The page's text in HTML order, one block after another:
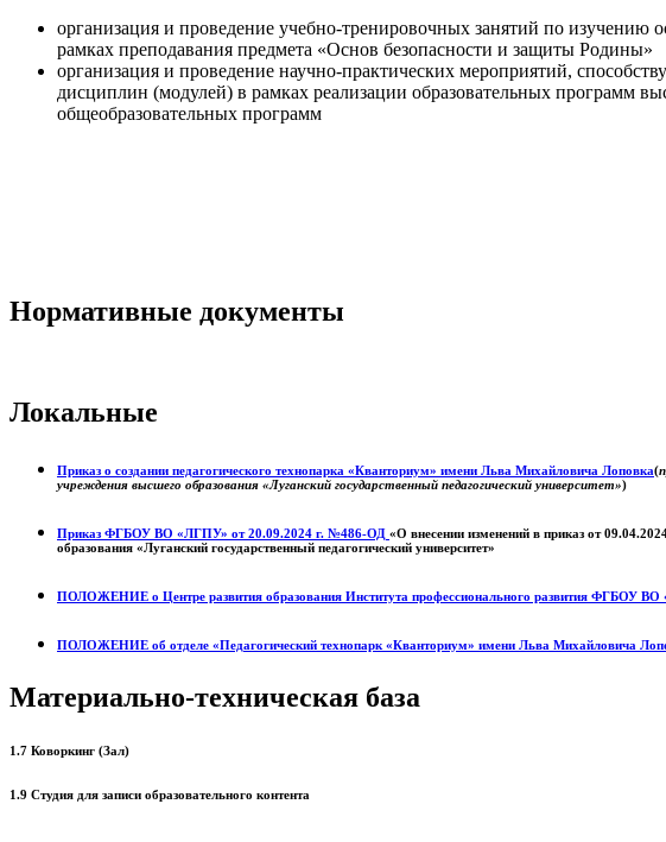
организация и проведение учебно-тренировочных занятий по изучению
рамках преподавания предмета «Основ безопасности и защиты Родины»
организация и проведение научно-практических мероприятий,
дисциплин (модулей) в рамках реализации образовательных программ
общеобразовательных программ
Нормативные документы
Локальные
Приказ о создании педагогического технопарка «Кванториум» имени Льва Михайловича Лоповка(
учреждения высшего образования «Луганский государственный педагогический университет»)
Приказ ФГБОУ ВО «ЛГПУ» от 20.09.2024 г. №486-ОД «О внесении изменений в приказ от
образования «Луганский государственный педагогический университет»
ПОЛОЖЕНИЕ о Центре развития образования Института профессионального развития ФГБОУ
ПОЛОЖЕНИЕ об отделе «Педагогический технопарк «Кванториум» имени Льва Михайловича
Материально-техническая база
1.7 Коворкинг (Зал)
1.9 Студия для записи образовательного контента